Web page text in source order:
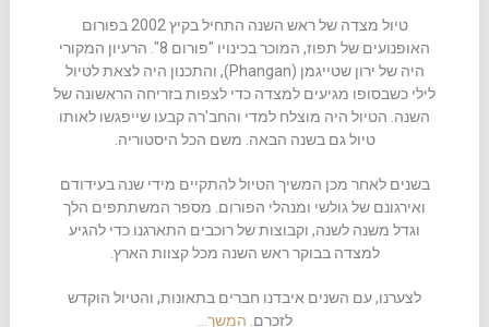
טיול מצדה של ראש השנה התחיל בקיץ 2002 בפורום
האופנועים של תפוז, המוכר בכינויו "פורום 8". הרעיון המקורי
היה של ירון שטייגמן (Phangan), והתכנון היה לצאת לטיול
לילי כשבסופו מגיעים למצדה כדי לצפות בזריחה הראשונה של
השנה. הטיול היה מוצלח למדי והחב'רה קבעו שייפגשו לאותו
טיול גם בשנה הבאה. משם הכל היסטוריה.
בשנים לאחר מכן המשיך הטיול להתקיים מידי שנה בעידודם
ואירגונם של גולשי ומנהלי הפורום. מספר המשתתפים הלך
וגדל משנה לשנה, וקבוצות של רוכבים התארגנו כדי להגיע
למצדה בבוקר ראש השנה מכל קצוות הארץ.
לצערנו, עם השנים איבדנו חברים בתאונות, והטיול הוקדש
לזכרם. המשך…